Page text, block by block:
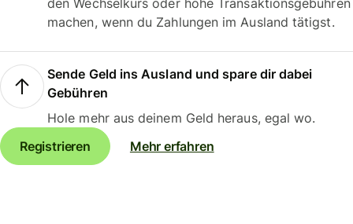
den Wechselkurs oder hohe Transaktionsgebühren
machen, wenn du Zahlungen im Ausland tätigst.
Sende Geld ins Ausland und spare dir dabei
Gebühren
Hole mehr aus deinem Geld heraus, egal wo.
Registrieren
Mehr erfahren